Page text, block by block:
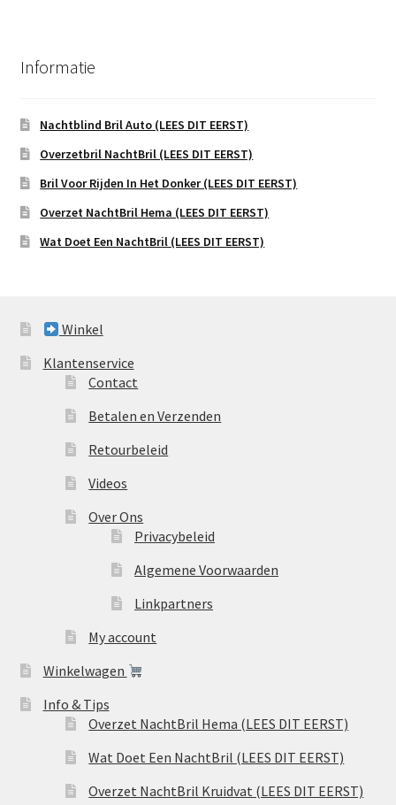
Informatie
Nachtblind Bril Auto (LEES DIT EERST)
Overzetbril NachtBril (LEES DIT EERST)
Bril Voor Rijden In Het Donker (LEES DIT EERST)
Overzet NachtBril Hema (LEES DIT EERST)
Wat Doet Een NachtBril (LEES DIT EERST)
Winkel
Klantenservice
Contact
Betalen en Verzenden
Retourbeleid
Videos
Over Ons
Privacybeleid
Algemene Voorwaarden
Linkpartners
My account
Winkelwagen
Info & Tips
Overzet NachtBril Hema (LEES DIT EERST)
Wat Doet Een NachtBril (LEES DIT EERST)
Overzet NachtBril Kruidvat (LEES DIT EERST)